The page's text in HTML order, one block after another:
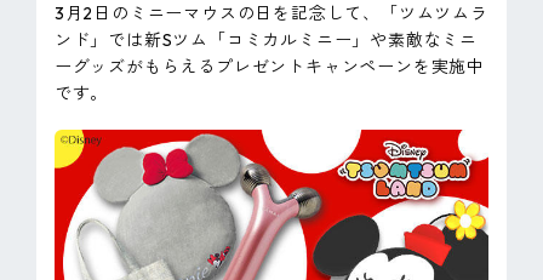
3月2日のミニーマウスの日を記念して、「ツムツムラ
ンド」では新Sツム「コミカルミニー」や素敵なミニ
ーグッズがもらえるプレゼントキャンペーンを実施中
です。